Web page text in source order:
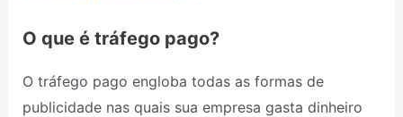
O que é tráfego pago?
O tráfego pago engloba todas as formas de
publicidade nas quais sua empresa gasta dinheiro